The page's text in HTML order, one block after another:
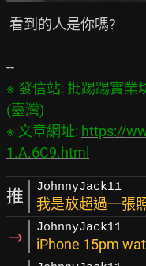
※ 發信站: 批踢踢實業
(臺灣)
※ 文章網址: https://
1.A.6C9.html
推 JohnnyJack11
我是放超過一張
→ JohnnyJack11
iPhone 15pm